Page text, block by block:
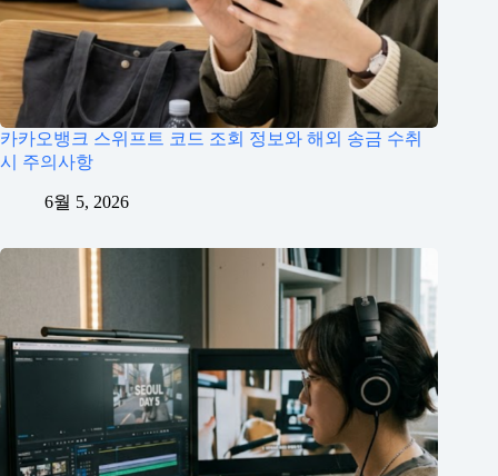
카카오뱅크 스위프트 코드 조회 정보와 해외 송금 수취
시 주의사항
6월 5, 2026